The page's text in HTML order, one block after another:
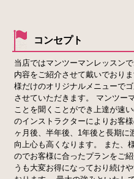
コンセプト
当店ではマンツーマンレッスン
内容をご紹介させて戴いでおり
様だけのオリジナルメニューで
させていただきます。 マンツー
ことを聞くことができ上達が速
のインストラクターによりお客
ヶ月後、半年後、1年後と長期
向上心も高くなります。 また、
のでお客様に合ったプランをご
うも大変お得になっており続け